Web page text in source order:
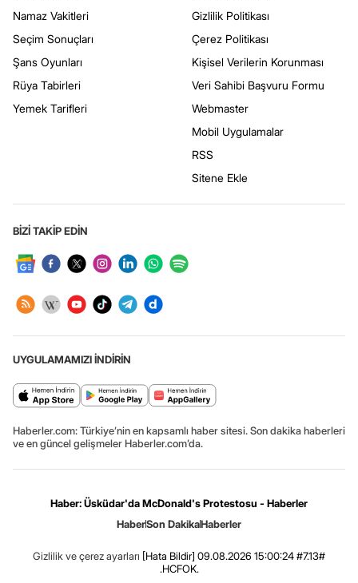
Namaz Vakitleri
Seçim Sonuçları
Şans Oyunları
Rüya Tabirleri
Yemek Tarifleri
Gizlilik Politikası
Çerez Politikası
Kişisel Verilerin Korunması
Veri Sahibi Başvuru Formu
Webmaster
Mobil Uygulamalar
RSS
Sitene Ekle
BİZİ TAKİP EDİN
UYGULAMAMIZI İNDİRİN
Haberler.com: Türkiye’nin en kapsamlı haber sitesi. Son dakika haberleri
ve en güncel gelişmeler Haberler.com’da.
Haber: Üsküdar'da McDonald's Protestosu - Haberler
HaberSon DakikaHaberler
Gizlilik ve çerez ayarları [Hata Bildir] 09.08.2026 15:00:24 #7.13#
.HCFOK.